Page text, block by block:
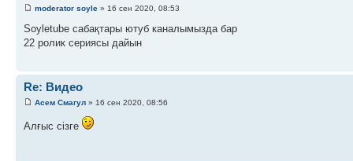
moderator soyle » 16 сен 2020, 08:53
Soyletube сабақтары ютуб каналымызда бар
22 ролик сериясы дайын
Re: Видео
Асем Смагул » 16 сен 2020, 08:56
Алғыс сізге